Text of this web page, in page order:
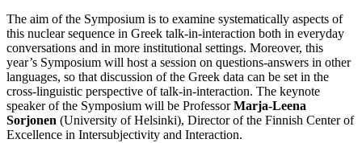
The aim of the Symposium is to examine systematically aspects of
this nuclear sequence in Greek talk-in-interaction both in everyday
conversations and in more institutional settings. Moreover, this
year’s Symposium will host a session on questions-answers in other
languages, so that discussion of the Greek data can be set in the
cross-linguistic perspective of talk-in-interaction. The keynote
speaker of the Symposium will be ProfessorMarja-Leena
Sorjonen (University of Helsinki), Director of the Finnish Center of
Excellence in Intersubjectivity and Interaction.